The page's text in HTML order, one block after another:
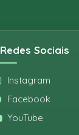
Redes Sociais
Instagram
Facebook
YouTube